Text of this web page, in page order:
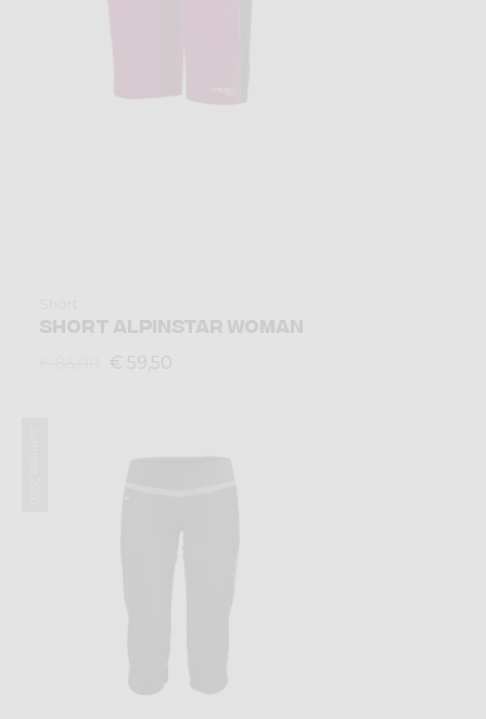
SHORT ALPINSTAR WOMAN
€ 59,50